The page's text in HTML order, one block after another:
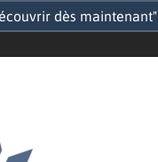
dès maintenant"